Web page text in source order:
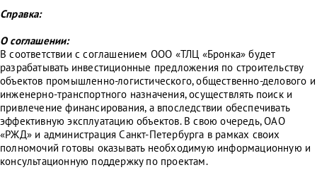
Справка:
О соглашении:
В соответствии с соглашением ООО «ТЛЦ «Бронка» будет
разрабатывать инвестиционные предложения по строительству
объектов промышленно-логистического, общественно-делового и
инженерно-транспортного назначения, осуществлять поиск и
привлечение финансирования, а впоследствии обеспечивать
эффективную эксплуатацию объектов. В свою очередь, ОАО
«РЖД» и администрация Санкт-Петербурга в рамках своих
полномочий готовы оказывать необходимую информационную и
консультационную поддержку по проектам.